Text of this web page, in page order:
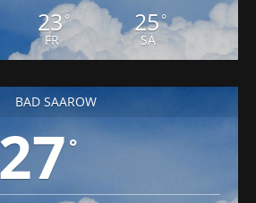
23°
FR
25°
SA
BAD SAAROW
°